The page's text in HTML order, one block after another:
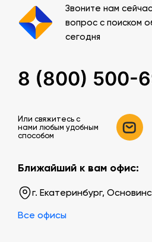
Звоните нам
вопрос с поиском
сегодня
8 (800) 500-
Или свяжитесь c
нами любым удобным
способом
Ближайший к вам офис:
г. Екатеринбург,
Все офисы